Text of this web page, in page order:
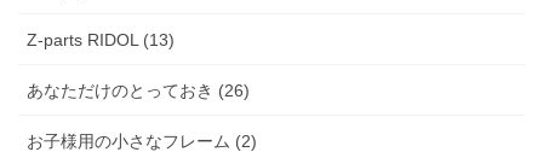
Z-parts RIDOL (13)
あなただけのとっておき (26)
お子様用の小さなフレーム (2)